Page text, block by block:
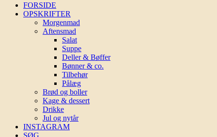
FORSIDE
OPSKRIFTER
Morgenmad
Aftensmad
Salat
Suppe
Deller & Bøffer
Bønner & co.
Tilbehør
Pålæg
Brød og boller
Kage & dessert
Drikke
Jul og nytår
INSTAGRAM
SØG